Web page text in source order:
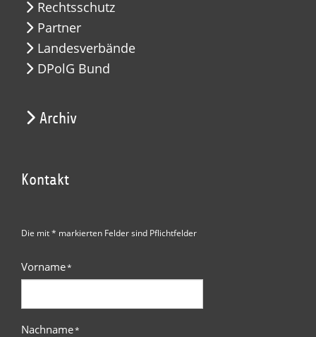
Rechtsschutz
Partner
Landesverbände
DPolG Bund
Archiv
Kontakt
Die mit * markierten Felder sind Pflichtfelder
Vorname*
Nachname*